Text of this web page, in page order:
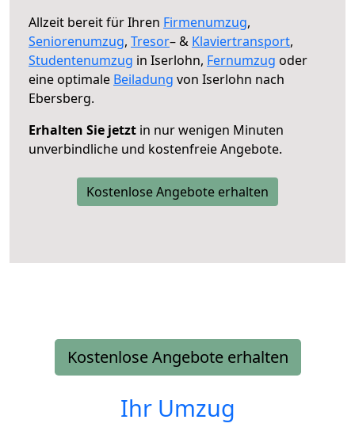
Allzeit bereit für Ihren Firmenumzug,
Seniorenumzug, Tresor– & Klaviertransport,
Studentenumzug in Iserlohn, Fernumzug oder
eine optimale Beiladung von Iserlohn nach
Ebersberg.
Erhalten Sie jetzt in nur wenigen Minuten
unverbindliche und kostenfreie Angebote.
Kostenlose Angebote erhalten
Kostenlose Angebote erhalten
Ihr Umzug